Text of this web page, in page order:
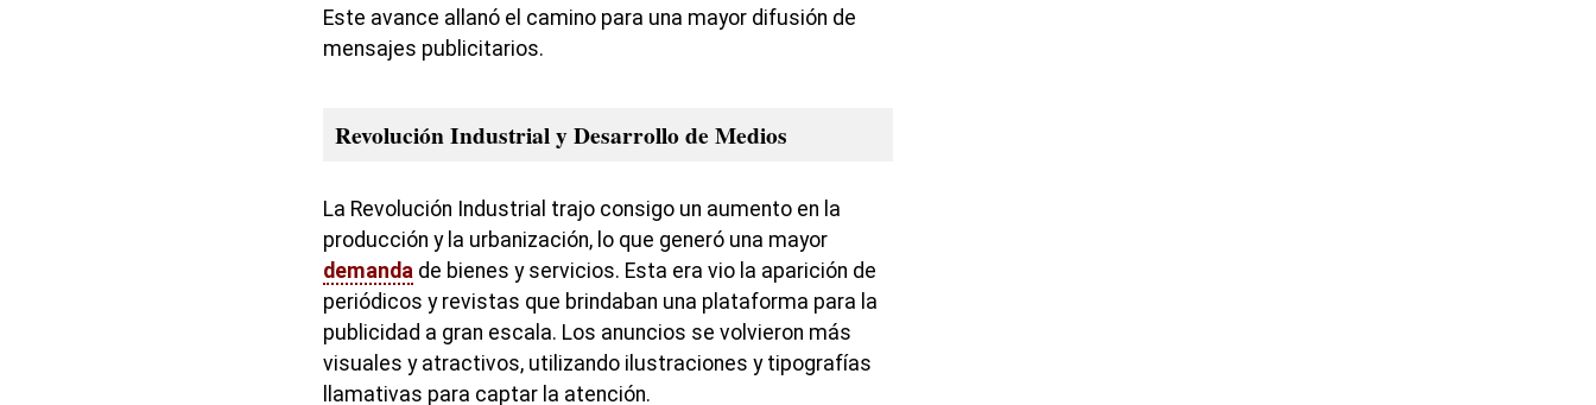
Este avance allanó el camino para una mayor difusión de
mensajes publicitarios.
Revolución Industrial y Desarrollo de Medios
La Revolución Industrial trajo consigo un aumento en la
producción y la urbanización, lo que generó una mayor
demanda de bienes y servicios. Esta era vio la aparición de
periódicos y revistas que brindaban una plataforma para la
publicidad a gran escala. Los anuncios se volvieron más
visuales y atractivos, utilizando ilustraciones y tipografías
llamativas para captar la atención.